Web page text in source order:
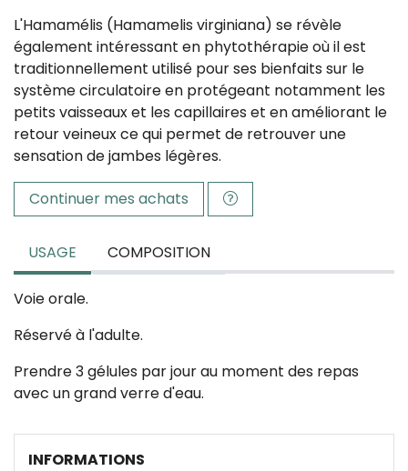
L'Hamamélis (Hamamelis virginiana) se révèle
également intéressant en phytothérapie où il est
traditionnellement utilisé pour ses bienfaits sur le
système circulatoire en protégeant notamment les
petits vaisseaux et les capillaires et en améliorant le
retour veineux ce qui permet de retrouver une
sensation de jambes légères.
Continuer mes achats
USAGE COMPOSITION
Voie orale.
Réservé à l'adulte.
Prendre 3 gélules par jour au moment des repas
avec un grand verre d'eau.
INFORMATIONS